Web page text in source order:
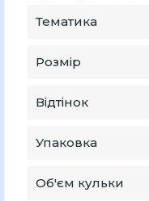
Тематика
Розмір
Відтінок
Упаковка
Об'єм кульки